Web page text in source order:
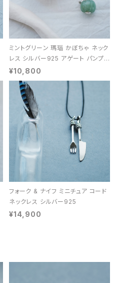
ミントグリーン 瑪瑙 かぼちゃ ネック
レス シルバー925 アゲート パンプキ
ン 天然石 レディース
¥10,800
フォーク & ナイフ ミニチュア コード
ネックレス シルバー925
¥14,900